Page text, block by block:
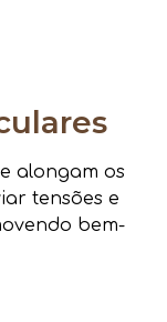
alongam os
tensões e
bem-